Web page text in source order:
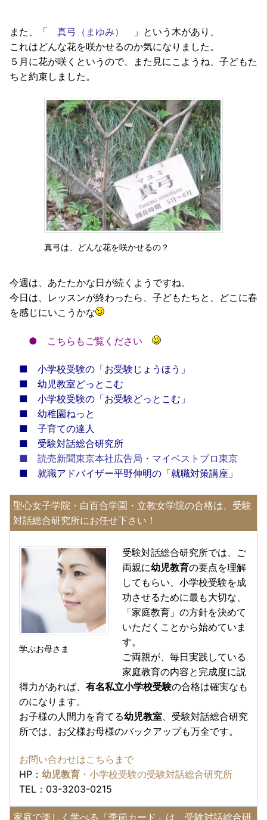
また、「 真弓（まゆみ）
」という木があり、
これはどんな花を咲かせるのか気になりました。
５月に花が咲くというので、また見にこようね、子どもた
ちと約束しました。
真弓は、どんな花を咲かせるの？
今週は、あたたかな日が続くようですね。
今日は、レッスンが終わったら、子どもたちと、どこに春
を感じにいこうかな
● こちらもご覧ください
■
小学校受験の「お受験じょうほう」
■ 幼児教室どっとこむ
■ 小学校受験の「お受験どっとこむ」
■ 幼稚園ねっと
■ 子育ての達人
■ 受験対話総合研究所
■ 読売新聞東京本社広告局・マイベストプロ東京
■ 就職アドバイザー平野伸明の「就職対策講座」
聖心女子学院・白百合学園・立教女学院の合格は、受験
対話総合研究所にお任せ下さい！
学ぶお母さま
受験対話総合研究所では、ご
両親に幼児教育の要点を理解
してもらい、小学校受験を成
功させるために最も大切な、
「家庭教育」の方針を決めて
いただくことから始めていま
す。
ご両親が、毎日実践している
家庭教育の内容と完成度に説
得力があれば、 有名私立小学校受験の合格は確実なも
のになります。
お子様の人間力を育てる幼児教室 、受験対話総合研究
所では、お父様お母様のバックアップも万全です。
お問い合わせはこちらまで
HP： 幼児教育 ・小学校受験の受験対話総合研究所
TEL：03-3203-0215
家庭で楽しく学べる「季節カード」は、受験対話総合研